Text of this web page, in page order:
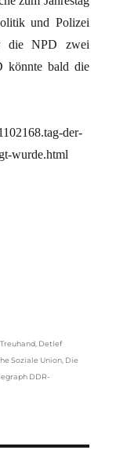
und Polizei
die NPD zwei
könnte bald die
der-
wurde.html
Detlef
Soziale Union Die
DDR-